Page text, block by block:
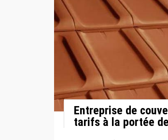
Entreprise de
tarifs à la portée